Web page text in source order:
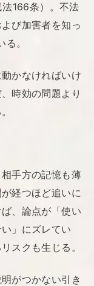
166条）。不法
び加害者を知っ
。
かなければいけ
時効の問題より
手方の記憶も薄
経つほど追いに
、論点が「使い
」にズレてい
スクも生じる。
がつかない引き